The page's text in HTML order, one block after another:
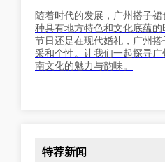
随着时代的发展，广州搭子
种具有地方特色和文化底蕴
节日还是在现代婚礼，广州
采和个性。让我们一起探寻
南文化的魅力与韵味。
特荐新闻